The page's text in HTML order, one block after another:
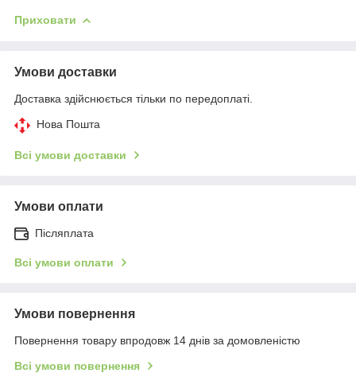
Приховати
Умови доставки
Доставка здійснюється тільки по передоплаті.
Нова Пошта
Всі умови доставки
Умови оплати
Післяплата
Всі умови оплати
Умови повернення
Повернення товару впродовж 14 днів за домовленістю
Всі умови повернення